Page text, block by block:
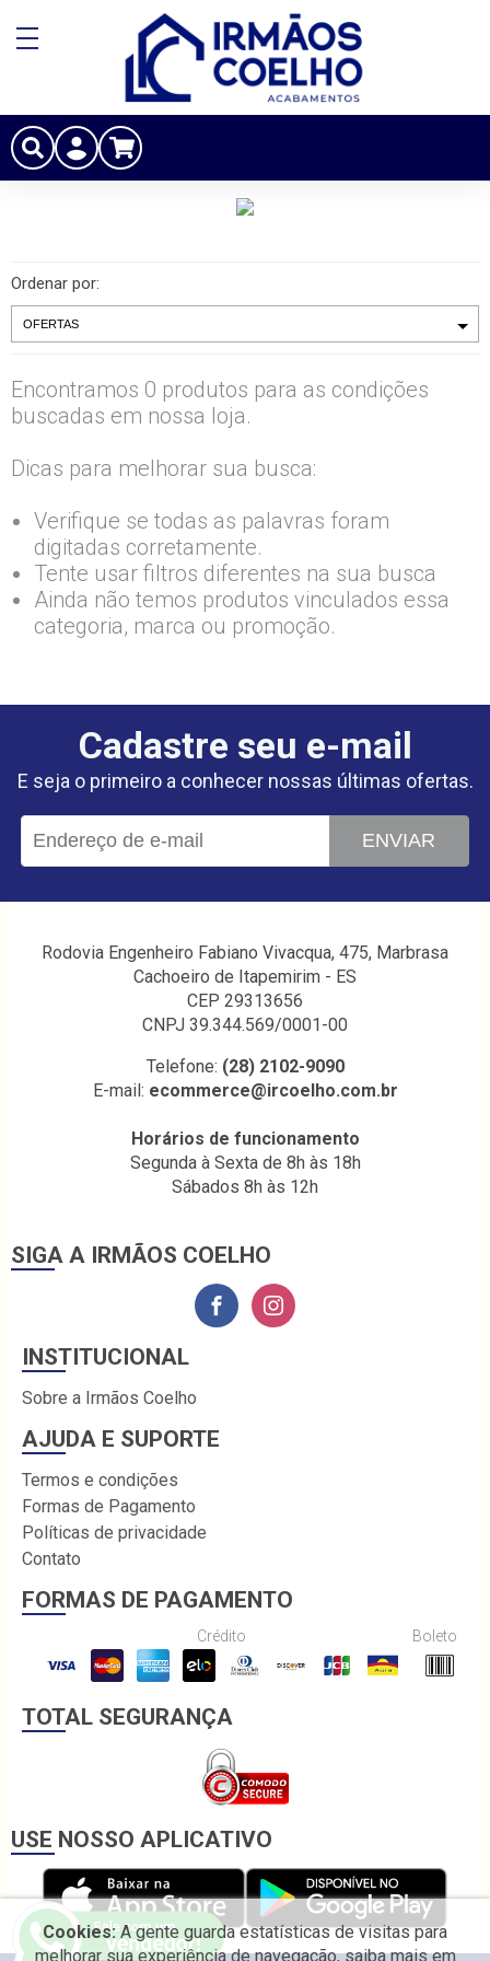
Ordenar por:
Encontramos 0 produtos para as condições
buscadas em nossa loja.
Dicas para melhorar sua busca:
Verifique se todas as palavras foram
digitadas corretamente.
Tente usar filtros diferentes na sua busca
Ainda não temos produtos vinculados essa
categoria, marca ou promoção.
Cadastre seu e-mail
E seja o primeiro a conhecer nossas últimas ofertas.
ENVIAR
Rodovia Engenheiro Fabiano Vivacqua, 475, Marbrasa
Cachoeiro de Itapemirim - ES
CEP 29313656
CNPJ 39.344.569/0001-00
Telefone: (28) 2102-9090
E-mail: ecommerce@ircoelho.com.br
Horários de funcionamento
Segunda à Sexta de 8h às 18h
Sábados 8h às 12h
SIGA A IRMÃOS COELHO
INSTITUCIONAL
Sobre a Irmãos Coelho
AJUDA E SUPORTE
Termos e condições
Formas de Pagamento
Políticas de privacidade
Contato
FORMAS DE PAGAMENTO
Crédito Boleto
TOTAL SEGURANÇA
USE NOSSO APLICATIVO
Cookies:A gente guarda estatísticas de visitas para
melhorar sua experiência de navegação, saiba mais em